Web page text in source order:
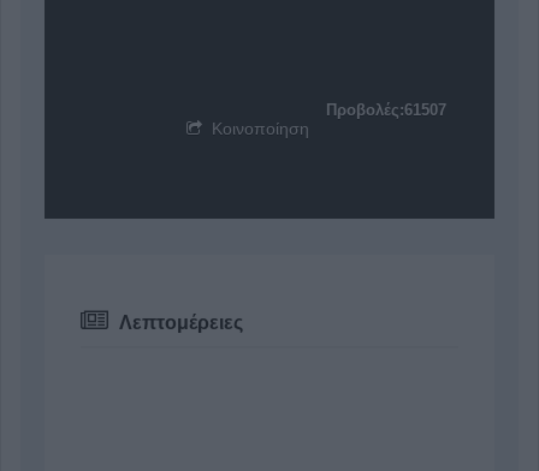
Προβολές:61507
Κοινοποίηση
Λεπτομέρειες